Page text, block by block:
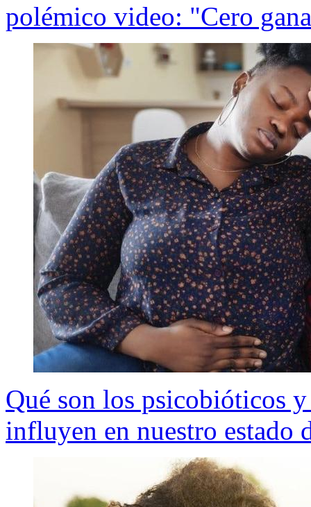
polémico video: "Cero
Qué son los psicobióticos
influyen en nuestro estado